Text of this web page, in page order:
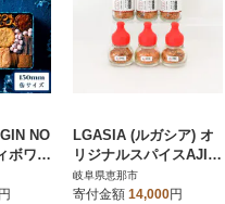
NO
ィボワ
円
LGASIA (ルガシア) オ
リジナルスパイスAJIM
E 15g×3本,50g×3本
岐阜県恵那市
寄付金額 14,000円